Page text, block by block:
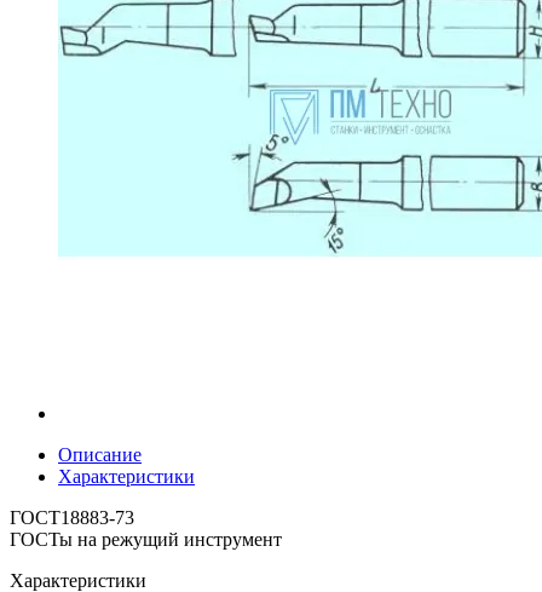
Описание
Характеристики
ГОСТ18883-73
ГОСТы на режущий инструмент
Характеристики